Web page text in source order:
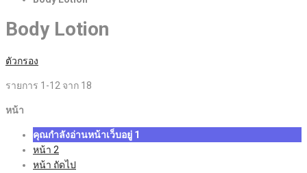
Body Lotion
ตัวกรอง
รายการ 1 -12 จาก 18
หน้า
คุณกำลังอ่านหน้าเว็บอยู่ 1
หน้า 2
หน้า ถัดไป